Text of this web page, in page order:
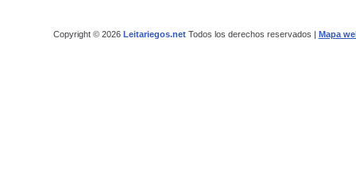
Copyright © 2026 Leitariegos.netTodos los derechos reservados | Mapa